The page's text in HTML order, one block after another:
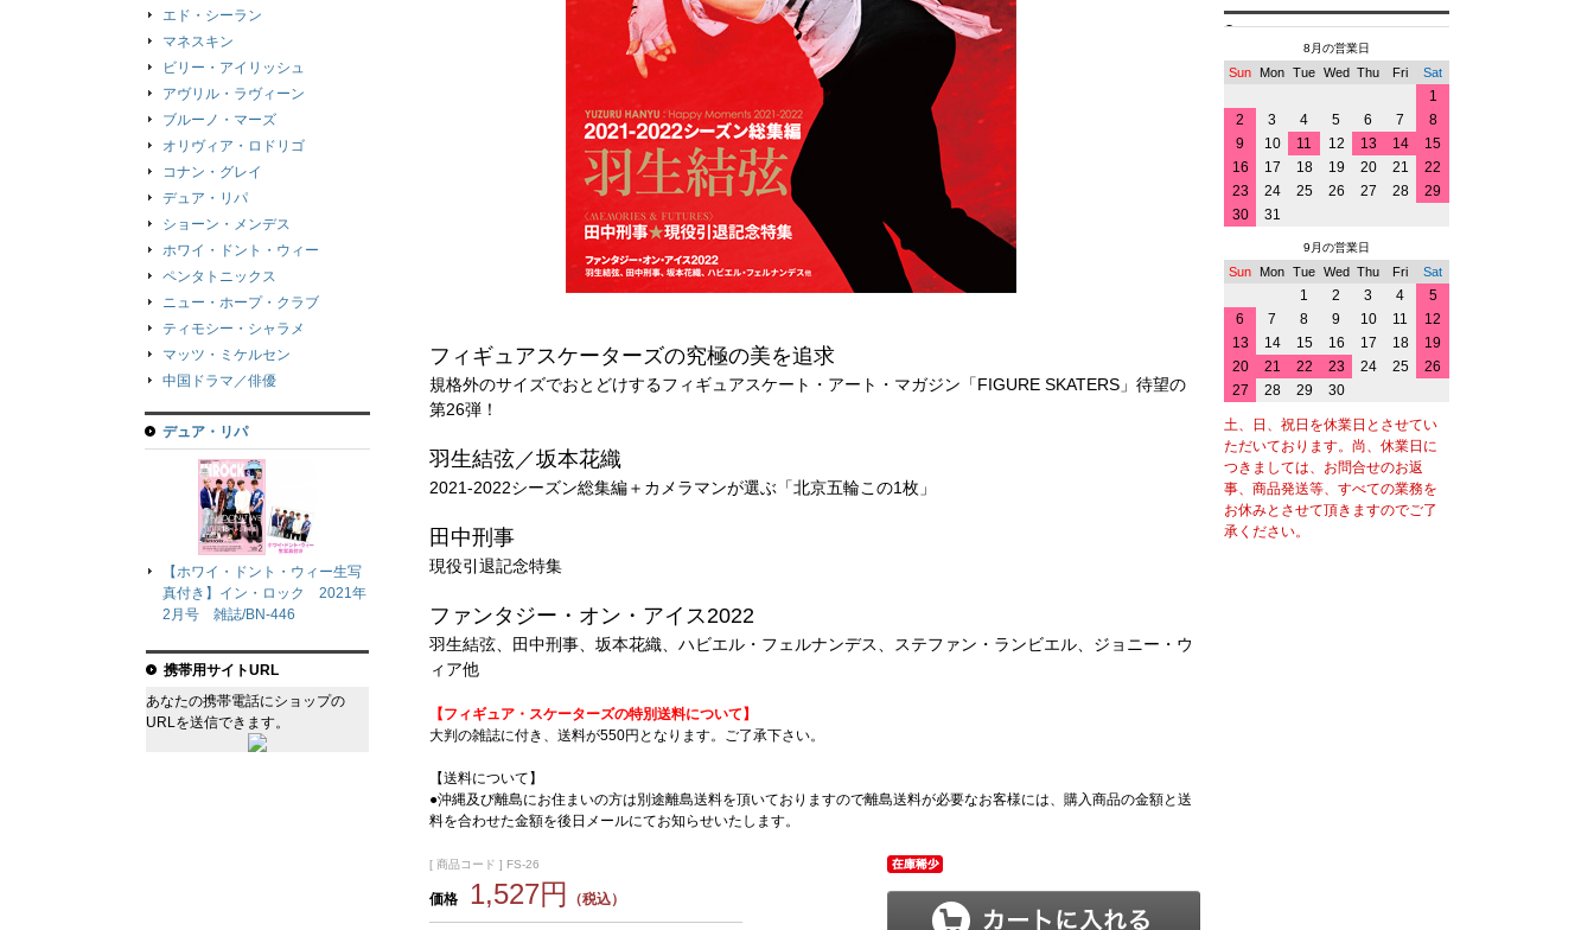
フィギュアスケーターズの究極の美を追求
規格外のサイズでおとどけするフィギュアスケート・アート・マガジン「FIGURE SKATERS」待望の
第26弾！
羽生結弦／坂本花織
2021-2022シーズン総集編＋カメラマンが選ぶ「北京五輪この1枚」
田中刑事
現役引退記念特集
ファンタジー・オン・アイス2022
羽生結弦、田中刑事、坂本花織、ハビエル・フェルナンデス、ステファン・ランビエル、ジョニー・ウ
ィア他
【フィギュア・スケーターズの特別送料について】
大判の雑誌に付き、送料が550円となります。ご了承下さい。
【送料について】
●沖縄及び離島にお住まいの方は別途離島送料を頂いておりますので離島送料が必要なお客様には、購入商品の金額と送
料を合わせた金額を後日メールにてお知らせいたします。
[ 商品コード ] FS-26
価格 1,527円 （税込）
エド・シーラン
マネスキン
ビリー・アイリッシュ
アヴリル・ラヴィーン
ブルーノ・マーズ
オリヴィア・ロドリゴ
コナン・グレイ
デュア・リパ
ショーン・メンデス
ホワイ・ドント・ウィー
ペンタトニックス
ニュー・ホープ・クラブ
ティモシー・シャラメ
マッツ・ミケルセン
中国ドラマ／俳優
デュア・リパ
【ホワイ・ドント・ウィー生写
真付き】イン・ロック 2021年
2月号 雑誌/BN-446
携帯用サイトURL
あなたの携帯電話にショップの
URLを送信できます。
8月の営業日
Sun Mon Tue Wed Thu Fri Sat
1
2
3 4 5 6 7
8
9
10 11 12 13 14
15
16
17 18 19 20 21
22
23
24 25 26 27 28
29
30
31
9月の営業日
Sun Mon Tue Wed Thu Fri Sat
1 2 3 4
5
6
7 8 9 10 11
12
13
14 15 16 17 18
19
20
21 22 23 24 25
26
27
28 29 30
土、日、祝日を休業日とさせてい
ただいております。尚、休業日に
つきましては、お問合せのお返
事、商品発送等、すべての業務を
お休みとさせて頂きますのでご了
承ください。